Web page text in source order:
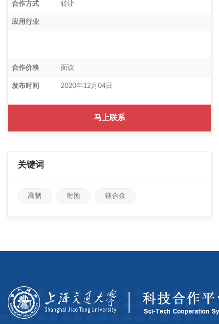
合作方式 转让
应用行业
合作价格 面议
发布时间 2020年12月04日
马上联系
关键词
高韧 耐蚀 镁合金